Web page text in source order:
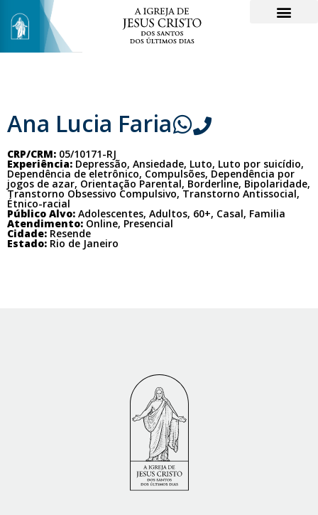
Ana Lucia Faria
CRP/CRM: 05/10171-RJ
Experiência: Depressão, Ansiedade, Luto, Luto por suicídio,
Dependência de eletrônico, Compulsões, Dependência por
jogos de azar, Orientação Parental, Borderline, Bipolaridade,
Transtorno Obsessivo Compulsivo, Transtorno Antissocial,
Étnico-racial
Público Alvo: Adolescentes, Adultos, 60+, Casal, Familia
Atendimento: Online, Presencial
Cidade: Resende
Estado: Rio de Janeiro